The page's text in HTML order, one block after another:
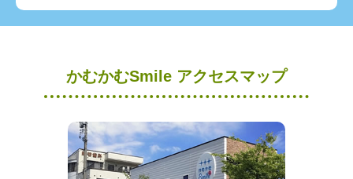
かむかむSmile アクセスマップ